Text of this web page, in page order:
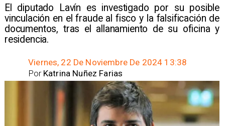
​El diputado Lavín es investigado por su posible
vinculación en el fraude al fisco y la falsificación de
documentos, tras el allanamiento de su oficina y
residencia.
Viernes, 22 De Noviembre De 2024 13:38
Katrina Nuñez Farias
Por